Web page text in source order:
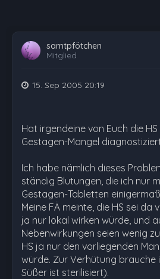
samtpfötchen
Mitglied
15. Sep 2005 20:19
Hat irgendeine von Euch die
Gestagen-Mangel
Ich habe nämlich dieses
ständig Blutungen, die ich nur
Gestagen-Tabletten
Meine FÄ meinte, die HS sei da
ja nur lokal wirken würde, und
Nebenwirkungen seien wenig
HS ja nur den vorliegenden
würde. Zur Verhütung brauche
Süßer ist sterilisiert).